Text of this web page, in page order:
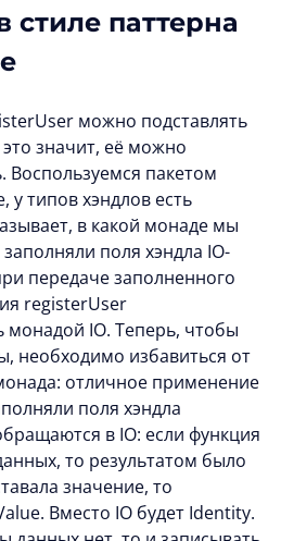
стиле паттерна
можно подставлять
значит, её можно
Воспользуемся пакетом
у типов хэндлов есть
в какой монаде мы
поля хэндла IO-
передаче заполненного
registerUser
монадой IO. Теперь, чтобы
необходимо избавиться от
отличное применение
поля хэндла
в IO: если функция
то результатом было
значение, то
Вместо IO будет Identity.